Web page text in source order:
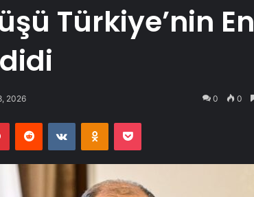
Türkiye’nin En
2026 0 0
PinterestReddit VKontakteOdnoklassniki
Pocket